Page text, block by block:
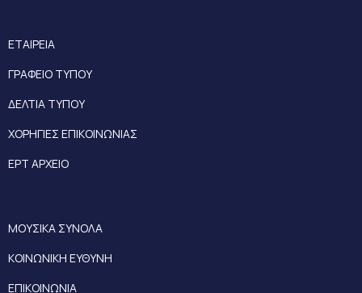
ΕΤΑΙΡΕΙΑ
ΓΡΑΦΕΙΟ ΤΥΠΟΥ
ΔΕΛΤΙΑ ΤΥΠΟΥ
ΧΟΡΗΓΙΕΣ ΕΠΙΚΟΙΝΩΝΙΑΣ
ΕΡΤ ΑΡΧΕΙΟ
ΜΟΥΣΙΚΑ ΣΥΝΟΛΑ
ΚΟΙΝΩΝΙΚΗ ΕΥΘΥΝΗ
ΕΠΙΚΟΙΝΩΝΙΑ